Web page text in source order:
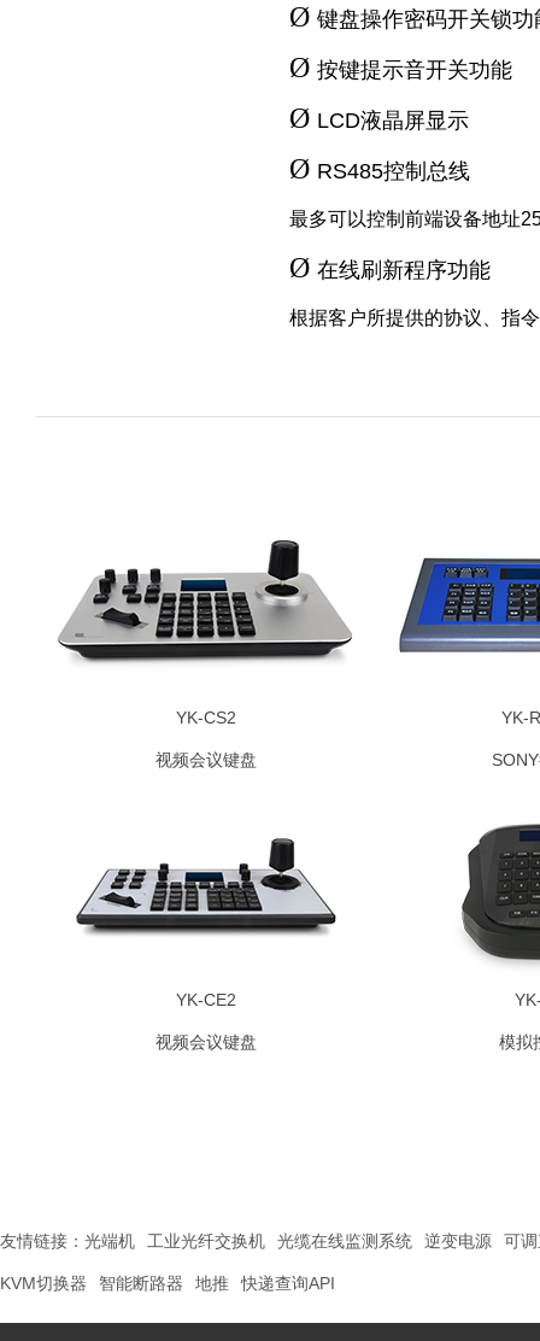
Ø 键盘操作密码开关锁功
Ø 按键提示音开关功能
Ø LCD液晶屏显示
Ø RS485控制总线
最多可以控制前端设备地址
Ø 在线刷新程序功能
根据客户所提供的协议、指
YK-CS2
视频会议键盘
YK-
YK-CE2
视频会议键盘 模拟
友情链接： 光端机 工业光纤交换机 光缆在线监测系统 逆变电源 可
KVM切换器 智能断路器 地推 快递查询API